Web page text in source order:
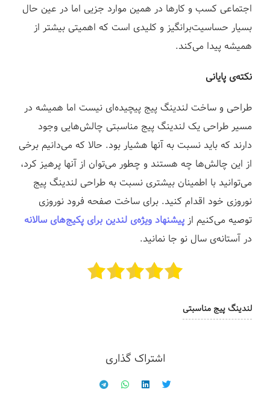
اجتماعی کسب و کارها در همین موارد جزیی اما در عین حال
بسیار حساسیت‌برانگیز و کلیدی است که اهمیتی بیشتر از
همیشه پیدا می‌کند.
نکته‌ی پایانی
طراحی و ساخت لندینگ پیج پیچیده‌ای نیست اما همیشه در
مسیر طراحی یک لندینگ پیج مناسبتی چالش‌هایی وجود
دارند که باید نسبت به آنها هشیار بود. حالا که می‌دانیم برخی
از این چالش‌ها چه هستند و چطور می‌توان از آنها پرهیز کرد،
می‌توانید با اطمینان بیشتری نسبت به طراحی لندینگ پیج
نوروزی خود اقدام کنید. برای ساخت صفحه فرود نوروزی
توصیه می‌کنیم ازپیشنهاد ویژه‌ی لندین برای پکیج‌های سالانه
در آستانه‌ی سال نو جا نمانید.
لندینگ پیج مناسبتی
اشتراک گذاری